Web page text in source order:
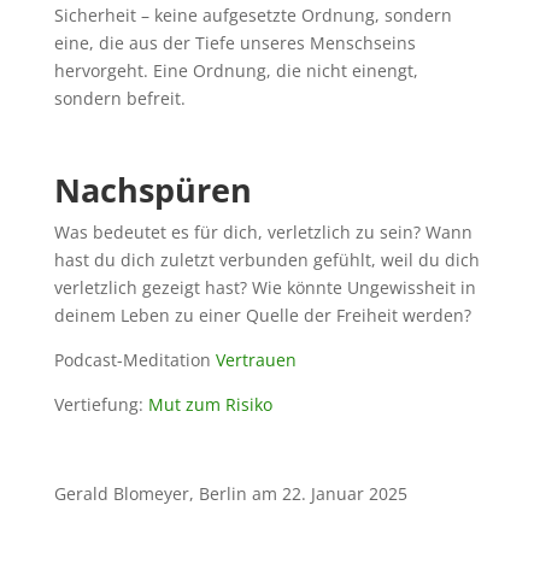
Sicherheit – keine aufgesetzte Ordnung, sondern
eine, die aus der Tiefe unseres Menschseins
hervorgeht. Eine Ordnung, die nicht einengt,
sondern befreit.
Nachspüren
Was bedeutet es für dich, verletzlich zu sein? Wann
hast du dich zuletzt verbunden gefühlt, weil du dich
verletzlich gezeigt hast? Wie könnte Ungewissheit in
deinem Leben zu einer Quelle der Freiheit werden?
Podcast-Meditation Vertrauen
Vertiefung: Mut zum Risiko
Gerald Blomeyer, Berlin am 22. Januar 2025